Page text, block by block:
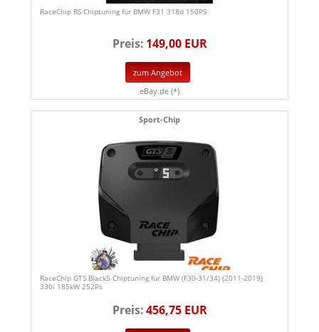
RaceChip RS Chiptuning für BMW F31 318d 150PS
Preis: 149,00 EUR
zum Angebot
eBay.de (*)
Sport-Chip
RaceChip GTS Black5 Chiptuning für BMW (F30-31/34) (2011-2019)
330i 185kW 252Ps
Preis:456,75 EUR